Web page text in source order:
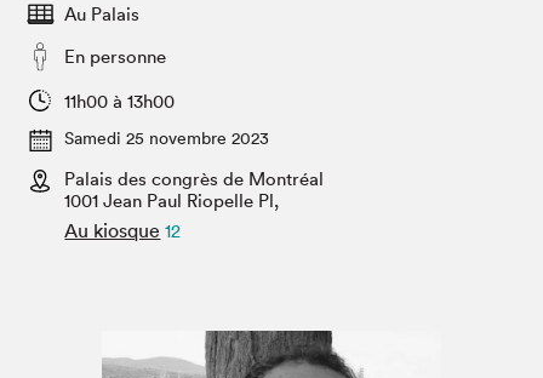
Espace exposant⋅e⋅s
Espace enseignant·e·s
Espace médias
SLM PRO
Salon dans la ville et en ligne
Projets partenaires
Au Palais
En personne
11h00 à 13h00
Samedi 25 novembre 2023
Palais des congrès de Montréal
1001 Jean Paul Riopelle Pl,
Au kiosque 12